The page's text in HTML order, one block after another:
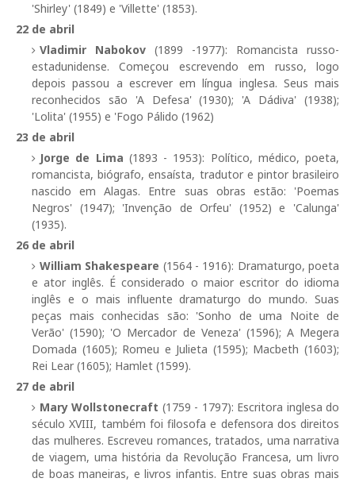
'Shirley' (1849) e 'Villette' (1853).
22 de abril
Vladimir Nabokov (1899 -1977): Romancista russo-
estadunidense. Começou escrevendo em russo, logo
depois passou a escrever em língua inglesa. Seus mais
reconhecidos são 'A Defesa' (1930); 'A Dádiva' (1938);
'Lolita' (1955) e 'Fogo Pálido (1962)
23 de abril
Jorge de Lima (1893 - 1953): Político, médico, poeta,
romancista, biógrafo, ensaísta, tradutor e pintor brasileiro
nascido em Alagas. Entre suas obras estão: 'Poemas
Negros' (1947); 'Invenção de Orfeu' (1952) e 'Calunga'
(1935).
26 de abril
William Shakespeare (1564 - 1916): Dramaturgo, poeta
e ator inglês. É considerado o maior escritor do idioma
inglês e o mais influente dramaturgo do mundo. Suas
peças mais conhecidas são: 'Sonho de uma Noite de
Verão' (1590); 'O Mercador de Veneza' (1596); A Megera
Domada (1605); Romeu e Julieta (1595); Macbeth (1603);
Rei Lear (1605); Hamlet (1599).
27 de abril
Mary Wollstonecraft (1759 - 1797): Escritora inglesa do
século XVIII, também foi filosofa e defensora dos direitos
das mulheres. Escreveu romances, tratados, uma narrativa
de viagem, uma história da Revolução Francesa, um livro
de boas maneiras, e livros infantis. Entre suas obras mais